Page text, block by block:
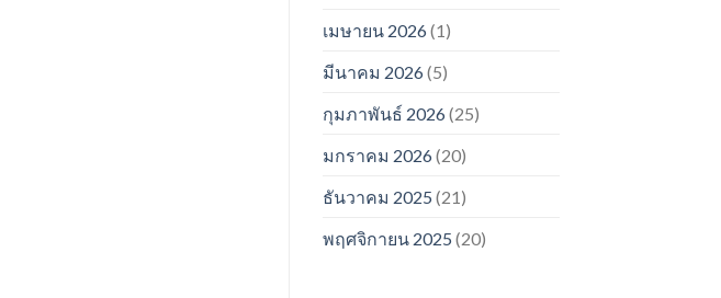
เมษายน 2026(1)
มีนาคม 2026(5)
กุมภาพันธ์ 2026(25)
มกราคม 2026(20)
ธันวาคม 2025 (21)
พฤศจิกายน 2025 (20)